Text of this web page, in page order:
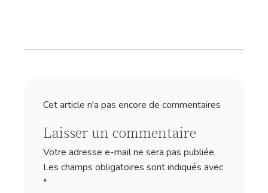
Cet article n'a pas encore de commentaires
Laisser un commentaire
Votre adresse e-mail ne sera pas publiée.
Les champs obligatoires sont indiqués avec
*